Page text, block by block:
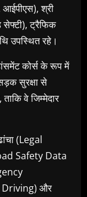
श्री
सेफ्टी), ट्रैफिक
उपस्थित रहे।
कोर्स के रूप में
सड़क सुरक्षा से
वे जिम्मेदार
(Legal
Safety Data
Driving) और